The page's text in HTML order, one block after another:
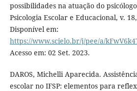
possibilidades na atuação do
Psicologia Escolar e Educacional, v.
Disponível em:
https://www.scielo.br/j/pee/a/
Acesso em: 02 Set. 2023.
DAROS, Michelli Aparecida.
escolar no IFSP: elementos para